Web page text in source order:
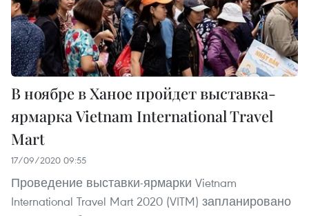
В ноябре в Ханое пройдет выставка-
ярмарка Vietnam International Travel
Mart
17/09/2020 09:55
Проведение выставки-ярмарки Vietnam
International Travel Mart 2020 (VITM) запланировано